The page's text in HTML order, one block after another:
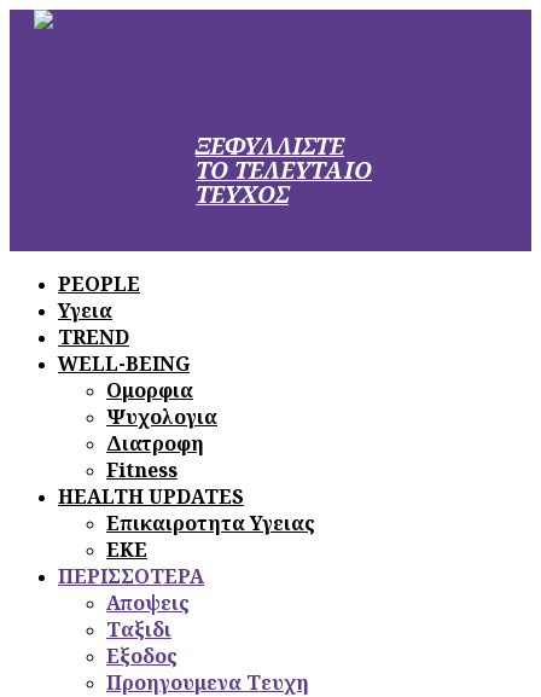
ΞΕΦΥΛΛΙΣΤΕ
ΤΟ ΤΕΛΕΥΤΑΙΟ
ΤΕΥΧΟΣ
PEOPLE
Υγεια
TREND
WELL-BEING
Ομορφια
Ψυχολογια
Διατροφη
Fitness
HEALTH UPDATES
Επικαιροτητα Υγειας
ΕΚΕ
ΠΕΡΙΣΣΟΤΕΡΑ
Αποψεις
Ταξιδι
Εξοδος
Προηγουμενα Τευχη